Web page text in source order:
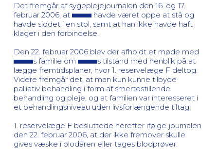
Det fremgår af sygeplejejournalen den 16. og 17.
februar 2006, at
havde været oppe at stå og
havde siddet i en stol, samt at han ikke havde haft
klager i den forbindelse.
Den 22. februar 2006 blev der afholdt et møde med
s familie om
s tilstand med henblik på at
lægge fremtidsplaner, hvor 1. reservelæge F deltog.
Videre fremgår det, at man kun kunne tilbyde
palliativ behandling i form af smertestillende
behandling og pleje, og at familien var interesseret i
et behandlingsniveau uden livsforlængende tiltag.
1. reservelæge F besluttede herefter ifølge journalen
den 22. februar 2006, at der ikke fremover skulle
gives væske i blodåren eller tages blodprøver.